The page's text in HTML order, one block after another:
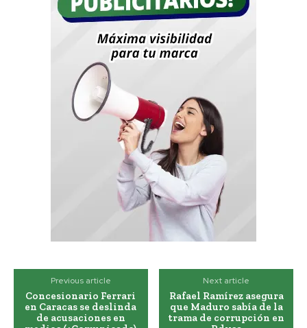
Previous article
Concesionario Ferrari
en Caracas se deslinda
de acusaciones en
Next article
Rafael Ramírez asegura
que Maduro sabía de la
trama de corrupción en